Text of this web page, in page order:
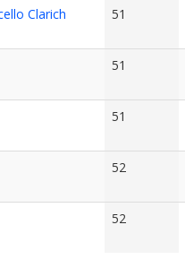
Clarich
51
51
51
52
52